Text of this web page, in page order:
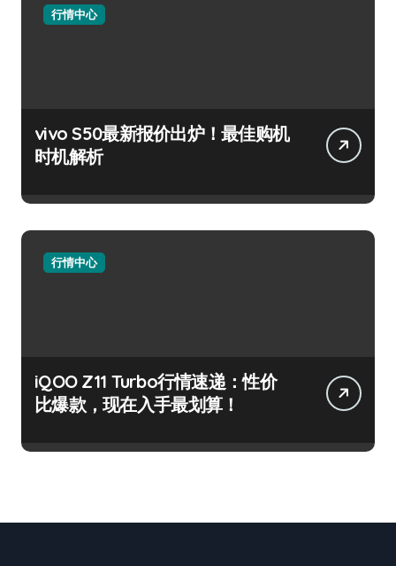
行情中心
vivo S50最新报价出炉！最佳购机
时机解析
行情中心
iQOO Z11 Turbo行情速递：性价
比爆款，现在入手最划算！